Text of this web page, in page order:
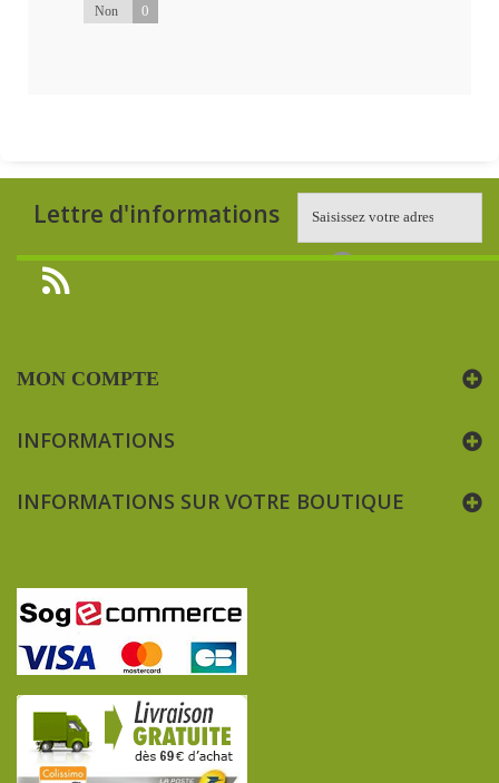
Non 0
Lettre d'informations
MON COMPTE
INFORMATIONS
INFORMATIONS SUR VOTRE BOUTIQUE